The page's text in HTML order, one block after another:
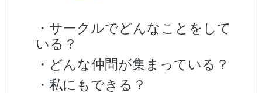
・サークルでどんなことをして
いる？
・どんな仲間が集まっている？
・私にもできる？